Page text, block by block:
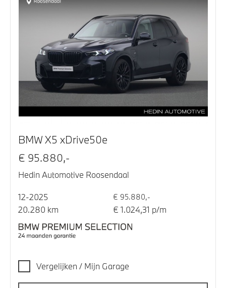
BMW X5 xDrive50e
€ 95.880,-
Hedin Automotive Roosendaal
12-2025 € 95.880,-
20.280 km € 1.024,31 p/m
Vergelijken / Mijn Garage